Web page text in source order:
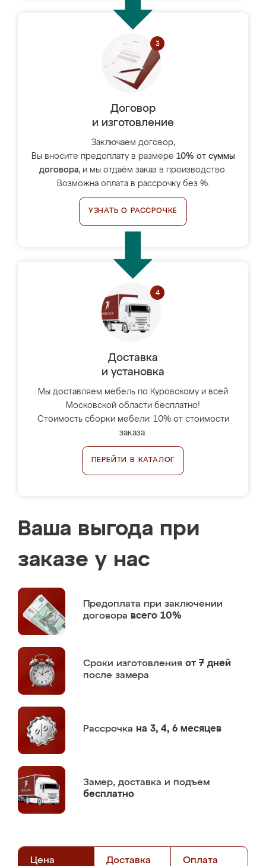
Договор
и изготовление
Заключаем договор,
Вы вносите предоплату в размере 10% от суммы
договора, и мы отдаём заказ в производство.
Возможна оплата в рассрочку без %.
УЗНАТЬ О РАССРОЧКЕ
Доставка
и установка
Мы доставляем мебель по Куровскому и всей
Московской области бесплатно!
Стоимость сборки мебели: 10% от стоимости
заказа.
ПЕРЕЙТИ В КАТАЛОГ
Ваша выгода при
заказе у нас
Предоплата при заключении
договора всего 10%
Сроки изготовления от 7 дней
после замера
Рассрочка на 3, 4, 6 месяцев
Замер, доставка и подъем
бесплатно
Цена Доставка Оплата